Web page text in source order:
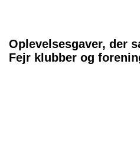
Oplevelsesgaver, der
Fejr klubber og